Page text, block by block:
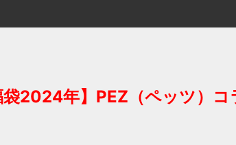
袋2024年】PEZ（ペッツ）